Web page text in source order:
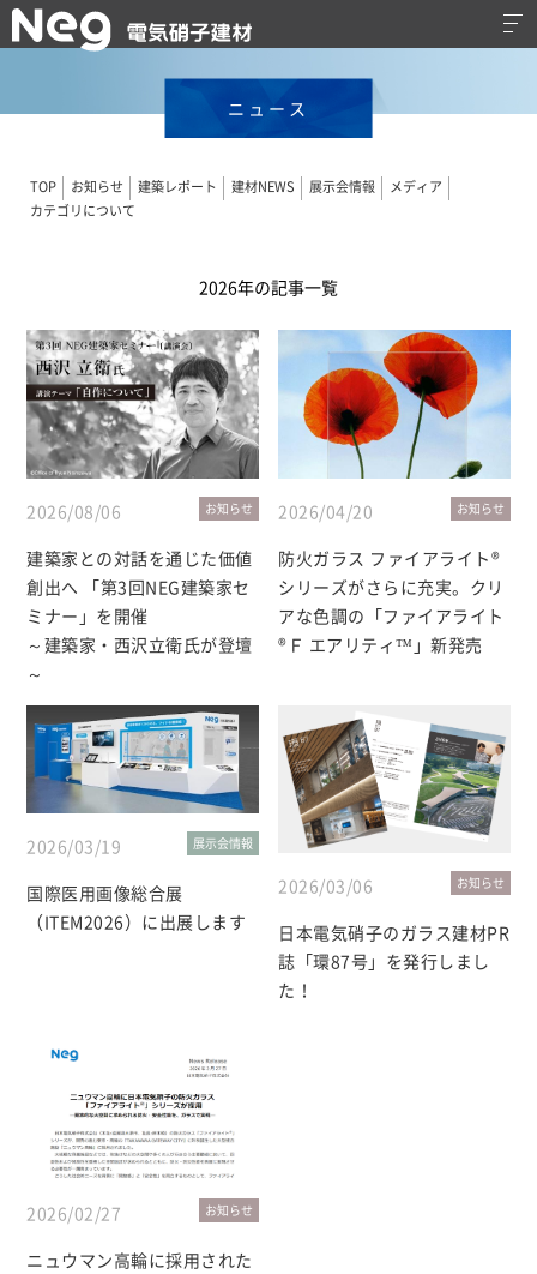
ニュース
TOP お知らせ 建築レポート 建材NEWS 展示会情報
メディア
カテゴリについて
2026年の記事一覧
2026/08/06 お知らせ
建築家との対話を通じた価値
創出へ 「第3回NEG建築家セ
ミナー」を開催
～建築家・西沢立衛氏が登壇
～
2026/04/20 お知らせ
防火ガラス ファイアライト®
シリーズがさらに充実。クリ
アな色調の「ファイアライト
®Ｆ エアリティ™」新発売
2026/03/19 展示会情報
国際医用画像総合展
（ITEM2026）に出展します
2026/03/06 お知らせ
日本電気硝子のガラス建材PR
誌「環87号」を発行しまし
た！
2026/02/27 お知らせ
ニュウマン高輪に採用された